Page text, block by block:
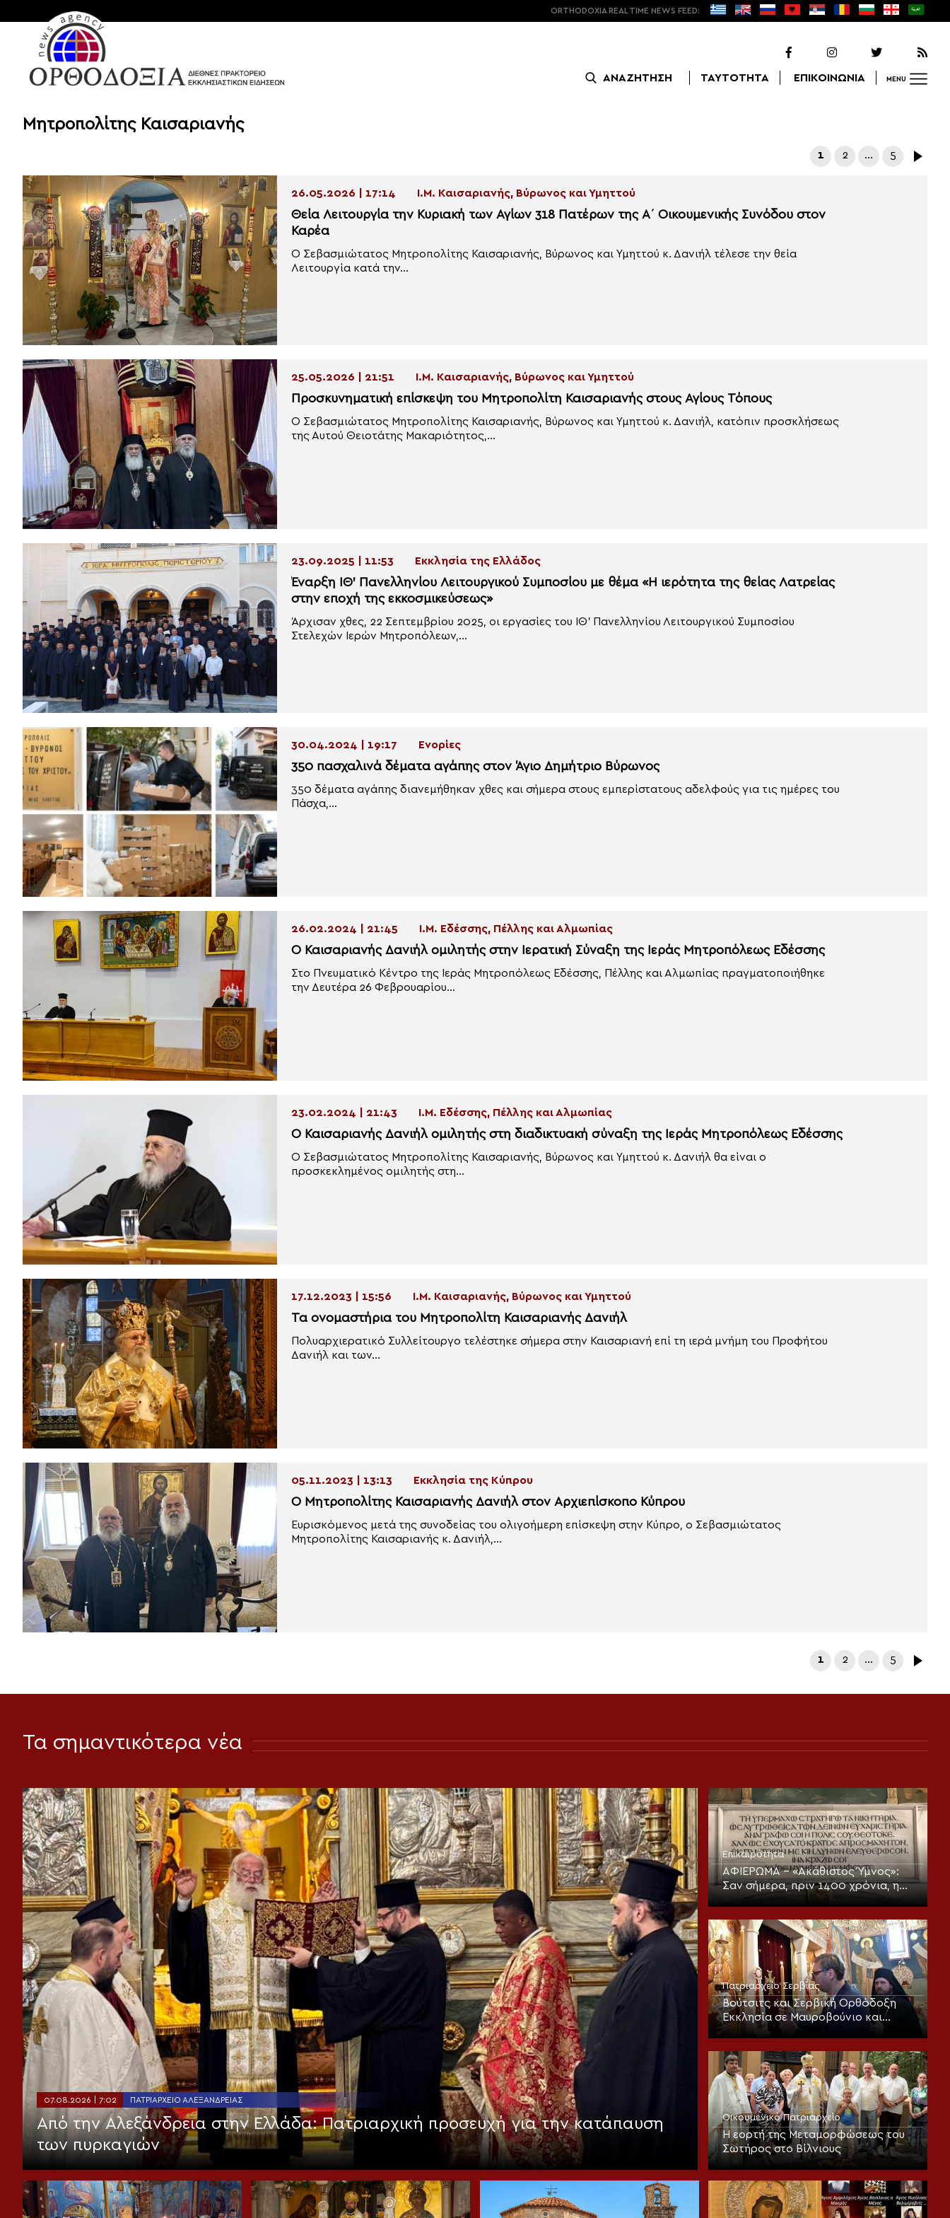
ORTHODOXIA REAL TIME NEWS FEED:
ΑΝΑΖΗΤΗΣΗ ΤΑΥΤΟΤΗΤΑ ΕΠΙΚΟΙΝΩΝΙΑ MENU
Μητροπολίτης Καισαριανής
1 2 … 5
26.05.2026 | 17:14 Ι.Μ. Καισαριανής, Βύρωνος και Υμηττού
Θεία Λειτουργία την Κυριακή των Αγίων 318 Πατέρων της Α΄ Οικουμενικής Συνόδου στον
Καρέα
Ο Σεβασμιώτατος Μητροπολίτης Καισαριανής, Βύρωνος και Υμηττού κ. Δανιήλ τέλεσε την θεία
Λειτουργία κατά την...
25.05.2026 | 21:51 Ι.Μ. Καισαριανής, Βύρωνος και Υμηττού
Προσκυνηματική επίσκεψη του Μητροπολίτη Καισαριανής στους Αγίους Τόπους
Ο Σεβασμιώτατος Μητροπολίτης Καισαριανής, Βύρωνος και Υμηττού κ. Δανιήλ, κατόπιν προσκλήσεως
της Αυτού Θειοτάτης Μακαριότητος,...
23.09.2025 | 11:53 Εκκλησία της Ελλάδος
Έναρξη ΙΘ’ Πανελληνίου Λειτουργικού Συμποσίου με θέμα «Η ιερότητα της θείας Λατρείας
στην εποχή της εκκοσμικεύσεως»
Άρχισαν χθες, 22 Σεπτεμβρίου 2025, οι εργασίες του ΙΘ’ Πανελληνίου Λειτουργικού Συμποσίου
Στελεχών Ιερών Μητροπόλεων,...
30.04.2024 | 19:17 Ενορίες
350 πασχαλινά δέματα αγάπης στον Άγιο Δημήτριο Βύρωνος
350 δέματα αγάπης διανεμήθηκαν χθες και σήμερα στους εμπερίστατους αδελφούς για τις ημέρες του
Πάσχα,...
26.02.2024 | 21:45 Ι.Μ. Εδέσσης, Πέλλης και Αλμωπίας
Ο Καισαριανής Δανιήλ ομιλητής στην Ιερατική Σύναξη της Ιεράς Μητροπόλεως Εδέσσης
Στο Πνευματικό Κέντρο της Ιεράς Μητροπόλεως Εδέσσης, Πέλλης και Αλμωπίας πραγματοποιήθηκε
την Δευτέρα 26 Φεβρουαρίου...
23.02.2024 | 21:43 Ι.Μ. Εδέσσης, Πέλλης και Αλμωπίας
Ο Καισαριανής Δανιήλ ομιλητής στη διαδικτυακή σύναξη της Ιεράς Μητροπόλεως Εδέσσης
Ο Σεβασμιώτατος Μητροπολίτης Καισαριανής, Βύρωνος και Υμηττού κ. Δανιήλ θα είναι ο
προσκεκλημένος ομιλητής στη...
17.12.2023 | 15:56 Ι.Μ. Καισαριανής, Βύρωνος και Υμηττού
Τα ονομαστήρια του Μητροπολίτη Καισαριανής Δανιήλ
Πολυαρχιερατικό Συλλείτουργο τελέστηκε σήμερα στην Καισαριανή επί τη ιερά μνήμη του Προφήτου
Δανιήλ και των...
05.11.2023 | 13:13 Εκκλησία της Κύπρου
Ο Μητροπολίτης Καισαριανής Δανιήλ στον Αρχιεπίσκοπο Κύπρου
Ευρισκόμενος μετά της συνοδείας του ολιγοήμερη επίσκεψη στην Κύπρο, ο Σεβασμιώτατος
Μητροπολίτης Καισαριανής κ. Δανιήλ,...
1 2 … 5
Τα σημαντικότερα νέα
07.08.2026 | 7:02 ΠΑΤΡΙΑΡΧΕΊΟ ΑΛΕΞΑΝΔΡΕΊΑΣ
Από την Αλεξάνδρεια στην Ελλάδα: Πατριαρχική προσευχή για την κατάπαυση
των πυρκαγιών
Επικαιρότητα
ΑΦΙΕΡΩΜΑ – «Ακάθιστος Ύμνος»:
Σαν σήμερα, πριν 1400 χρόνια, η
πρώτη ψαλμώδηση της
Εκκλησίας
Πατριαρχείο Σερβίας
Βούτσιτς και Σερβική Ορθόδοξη
Εκκλησία σε Μαυροβούνιο και
Βοσνία
Οικουμενικό Πατριαρχείο
Η εορτή της Μεταμορφώσεως του
Σωτήρος στο Βίλνιους